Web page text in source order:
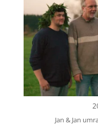
Jan & Jan